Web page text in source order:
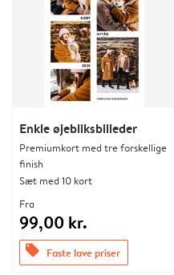
Enkle øjebliksbilleder
Premiumkort med tre forskellige
finish
Sæt med 10 kort
Fra
99,00 kr.
offers Faste lave priser